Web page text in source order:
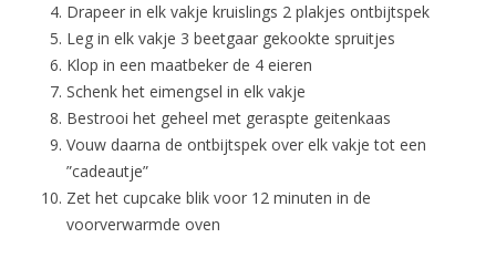
Drapeer in elk vakje kruislings 2 plakjes ontbijtspek
Leg in elk vakje 3 beetgaar gekookte spruitjes
Klop in een maatbeker de 4 eieren
Schenk het eimengsel in elk vakje
Bestrooi het geheel met geraspte geitenkaas
Vouw daarna de ontbijtspek over elk vakje tot een
”cadeautje”
Zet het cupcake blik voor 12 minuten in de
voorverwarmde oven